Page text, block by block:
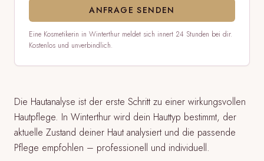
ANFRAGE SENDEN
Eine Kosmetikerin in Winterthur meldet sich innert 24 Stunden bei dir.
Kostenlos und unverbindlich.
Die Hautanalyse ist der erste Schritt zu einer wirkungsvollen
Hautpflege. In Winterthur wird dein Hauttyp bestimmt, der
aktuelle Zustand deiner Haut analysiert und die passende
Pflege empfohlen – professionell und individuell.